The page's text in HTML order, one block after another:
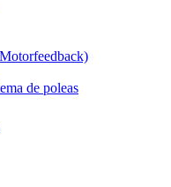
de poleas